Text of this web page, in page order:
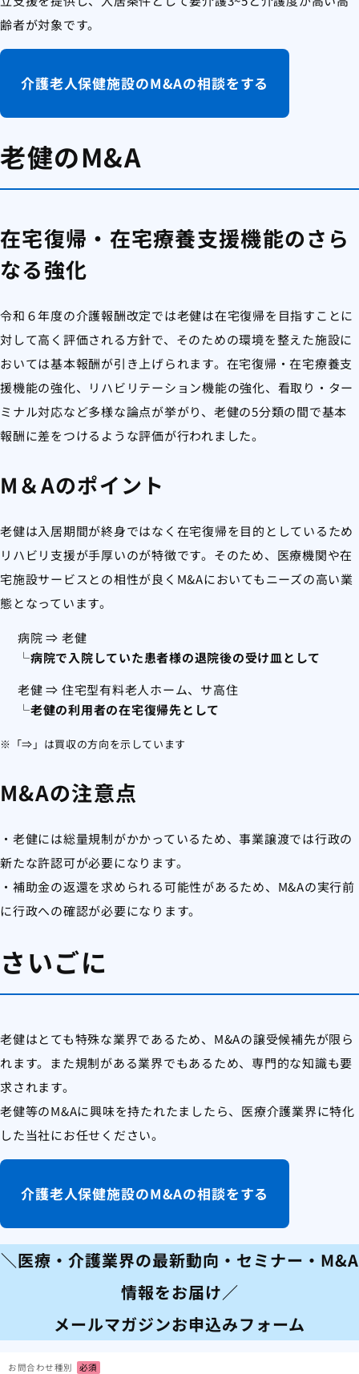
齢者が対象です。
介護老人保健施設のM&Aの相談をする
老健のM&A
在宅復帰・在宅療養支援機能のさら
なる強化
令和６年度の介護報酬改定では老健は在宅復帰を目指すことに
対して高く評価される方針で、そのための環境を整えた施設に
おいては基本報酬が引き上げられます。在宅復帰・在宅療養支
援機能の強化、リハビリテーション機能の強化、看取り・ター
ミナル対応など多様な論点が挙がり、老健の5分類の間で基本
報酬に差をつけるような評価が行われました。
M＆Aのポイント
老健は入居期間が終身ではなく在宅復帰を目的としているため
リハビリ支援が手厚いのが特徴です。そのため、医療機関や在
宅施設サービスとの相性が良くM&Aにおいてもニーズの高い業
態となっています。
病院 ⇒ 老健
└病院で入院していた患者様の退院後の受け皿として
老健 ⇒ 住宅型有料老人ホーム、サ高住
└老健の利用者の在宅復帰先として
※「⇒」は買収の方向を示しています
M&Aの注意点
・老健には総量規制がかかっているため、事業譲渡では行政の
新たな許認可が必要になります。
・補助金の返還を求められる可能性があるため、M&Aの実行前
に行政への確認が必要になります。
さいごに
老健はとても特殊な業界であるため、M&Aの譲受候補先が限ら
れます。また規制がある業界でもあるため、専門的な知識も要
求されます。
老健等のM&Aに興味を持たれたましたら、医療介護業界に特化
した当社にお任せください。
介護老人保健施設のM&Aの相談をする
＼医療・介護業界の最新動向・セミナー・M&A
情報をお届け／
メールマガジンお申込みフォーム
お問合わせ種別
必須